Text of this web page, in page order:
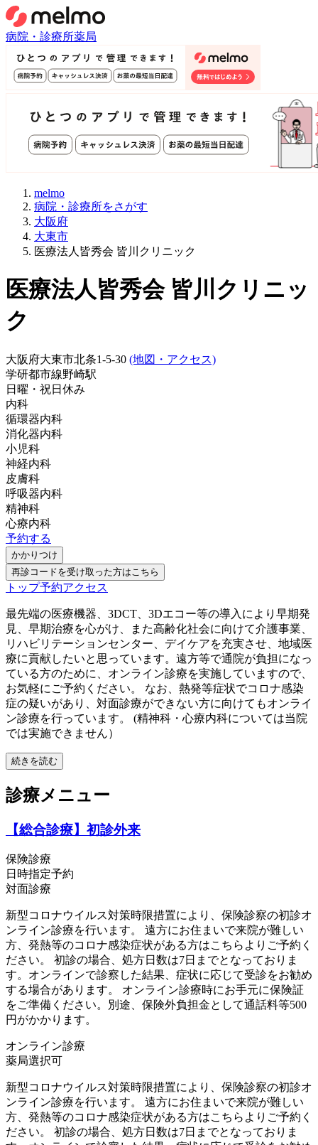
病院・診療所薬局
melmo
病院・診療所をさがす
大阪府
大東市
医療法人皆秀会 皆川クリニック
医療法人皆秀会 皆川クリニッ
ク
大阪府大東市北条1-5-30 (地図・アクセス)
学研都市線野崎駅
日曜・祝日 休み
内科
循環器内科
消化器内科
小児科
神経内科
皮膚科
呼吸器内科
精神科
心療内科
予約する
かかりつけ
再診コードを受け取った方はこちら
トップ予約アクセス
最先端の医療機器、3DCT、3Dエコー等の導入により早期発
見、早期治療を心がけ、また高齢化社会に向けて介護事業、
リハビリテーションセンター、デイケアを充実させ、地域医
療に貢献したいと思っています。遠方等で通院が負担になっ
ている方のために、オンライン診療を実施していますので、
お気軽にご予約ください。 なお、熱発等症状でコロナ感染
症の疑いがあり、対面診療ができない方に向けてもオンライ
ン診療を行っています。 (精神科・心療内科については当院
では実施できません）
続きを読む
診療メニュー
【総合診療】初診外来
保険診療
日時指定予約
対面診療
新型コロナウイルス対策時限措置により、保険診察の初診オ
ンライン診療を行います。 遠方にお住まいで来院が難しい
方、発熱等のコロナ感染症状がある方はこちらよりご予約く
ださい。 初診の場合、処方日数は7日までとなっておりま
す。オンラインで診察した結果、症状に応じて受診をお勧め
する場合があります。 オンライン診療時にお手元に保険証
をご準備ください。別途、保険外負担金として通話料等500
円がかかります。
オンライン診療
薬局選択可
新型コロナウイルス対策時限措置により、保険診察の初診オ
ンライン診療を行います。 遠方にお住まいで来院が難しい
方、発熱等のコロナ感染症状がある方はこちらよりご予約く
ださい。 初診の場合、処方日数は7日までとなっておりま